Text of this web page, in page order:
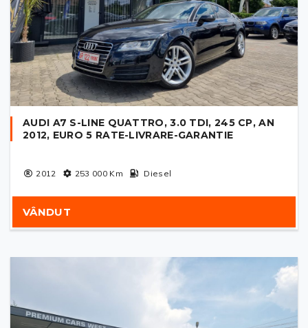
AUDI A7 S-LINE QUATTRO, 3.0 TDI, 245 CP, AN
2012, EURO 5 RATE-LIVRARE-GARANTIE
2012 253 000Km Diesel
VÂNDUT